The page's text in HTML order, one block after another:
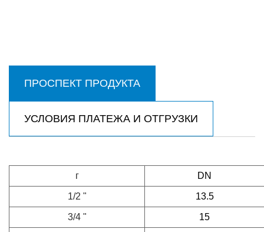
ПРОСПЕКТ ПРОДУКТА
УСЛОВИЯ ПЛАТЕЖА И ОТГРУЗКИ
г DN
1/2 " 13.5
3/4 " 15